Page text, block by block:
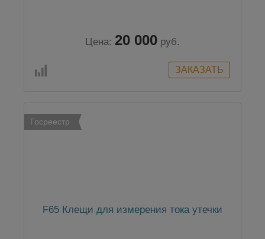
Цена: 20 000 руб.
Госреестр
F65 Клещи для измерения тока утечки